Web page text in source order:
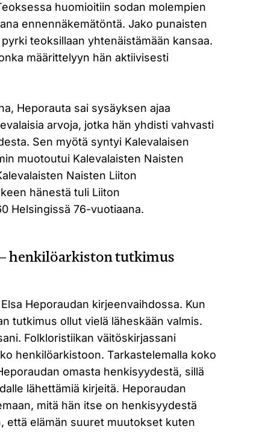
huomioitiin sodan molempien
ennennäkemätöntä. Jako punaisten
teoksillaan yhtenäistämään kansaa.
määrittelyyn hän aktiivisesti
Heporauta sai sysäyksen ajaa
arvoja, jotka hän yhdisti vahvasti
Sen myötä syntyi Kalevalaisen
muotoutui Kalevalaisten Naisten
Naisten Liiton
hänestä tuli Liiton
Helsingissä 76-vuotiaana.
henkilöarkiston tutkimus
Heporaudan kirjeenvaihdossa. Kun
tutkimus ollut vielä läheskään valmis.
Folkloristiikan väitöskirjassani
henkilöarkistoon. Tarkastelemalla koko
omasta henkisyydestä, sillä
lähettämiä kirjeitä. Heporaudan
mitä hän itse on henkisyydestä
että elämän suuret muutokset kuten